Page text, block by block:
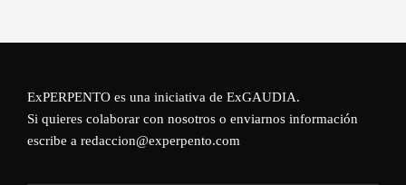
ExPERPENTO es una iniciativa de ExGAUDIA.
Si quieres colaborar con nosotros o enviarnos información
escribe a redaccion@experpento.com